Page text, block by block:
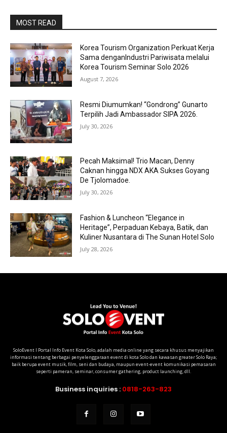
MOST READ
Korea Tourism Organization Perkuat Kerja
Sama denganIndustri Pariwisata melalui
Korea Tourism Seminar Solo 2026
August 7, 2026
Resmi Diumumkan! “Gondrong” Gunarto
Terpilih Jadi Ambassador SIPA 2026.
July 30, 2026
Pecah Maksimal! Trio Macan, Denny
Caknan hingga NDX AKA Sukses Goyang
De Tjolomadoe.
July 30, 2026
Fashion & Luncheon “Elegance in
Heritage”, Perpaduan Kebaya, Batik, dan
Kuliner Nusantara di The Sunan Hotel Solo
July 28, 2026
SoloEvent I Portal Info Event Kota Solo, adalah media online yang secara khusus menyajikan
informasi tentang berbagai penyelenggaraan event di kota Solo dan kawasan greater Solo Raya;
baik berupa event musik, film, seni dan budaya, maupun event-event komunikasi pemasaran
seperti pameran, seminar, consumer gathering, product launching, dll.
Business inquiries : 0818-263-823